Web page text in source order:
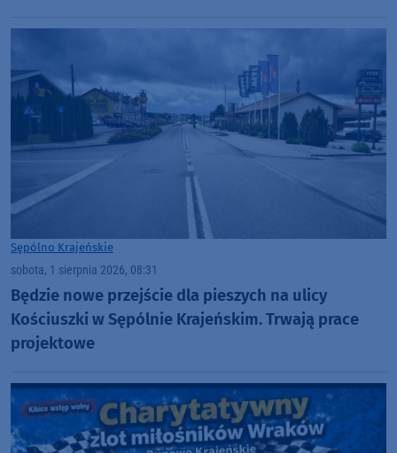
Sępólno Krajeńskie
sobota, 1 sierpnia 2026, 08:31
Będzie nowe przejście dla pieszych na ulicy
Kościuszki w Sępólnie Krajeńskim. Trwają prace
projektowe